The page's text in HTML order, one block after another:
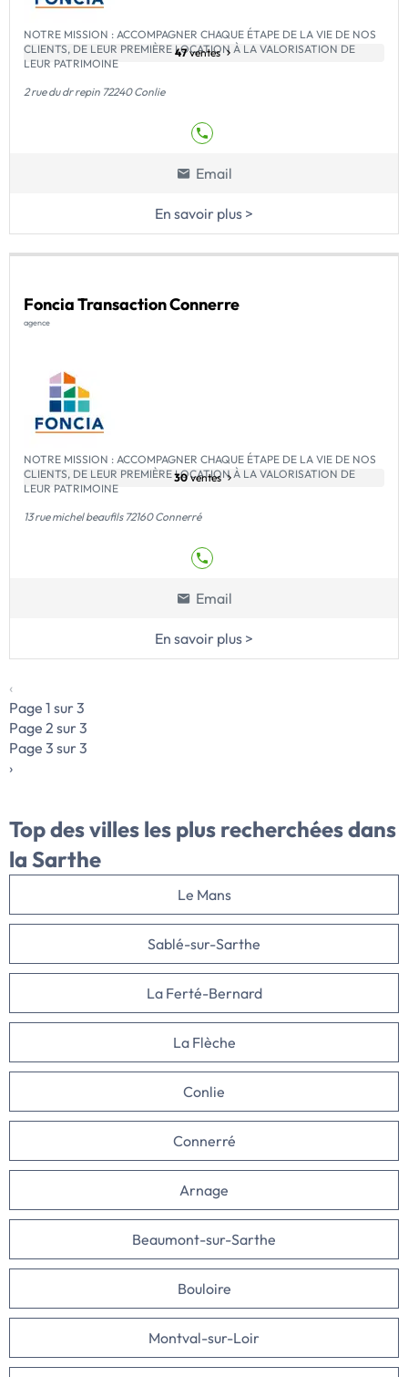
NOTRE MISSION : ACCOMPAGNER CHAQUE ÉTAPE DE LA VIE DE NOS
CLIENTS, DE LEUR PREMIÈRE LOCATION À LA VALORISATION DE
LEUR PATRIMOINE
47ventes
2 rue du dr repin 72240 Conlie
Email
En savoir plus >
Foncia Transaction Connerre
agence
NOTRE MISSION : ACCOMPAGNER CHAQUE ÉTAPE DE LA VIE DE NOS
CLIENTS, DE LEUR PREMIÈRE LOCATION À LA VALORISATION DE
LEUR PATRIMOINE
30ventes
13 rue michel beaufils 72160 Connerré
Email
En savoir plus >
‹
Page 1 sur 3
Page 2 sur 3
Page 3 sur 3
›
Top des villes les plus recherchées dans
la Sarthe
Le Mans
Sablé-sur-Sarthe
La Ferté-Bernard
La Flèche
Conlie
Connerré
Arnage
Beaumont-sur-Sarthe
Bouloire
Montval-sur-Loir